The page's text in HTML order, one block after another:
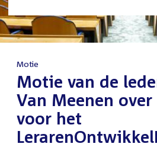
Motie
:Motie van de
Van Meenen
voor het